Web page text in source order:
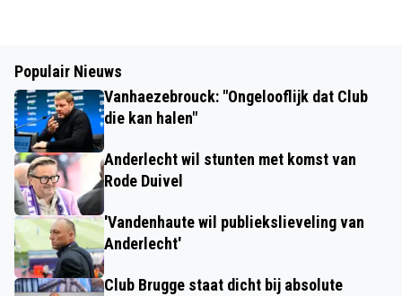
Populair Nieuws
Vanhaezebrouck: "Ongelooflijk dat Club
die kan halen"
Anderlecht wil stunten met komst van
Rode Duivel
'Vandenhaute wil publiekslieveling van
Anderlecht'
Club Brugge staat dicht bij absolute